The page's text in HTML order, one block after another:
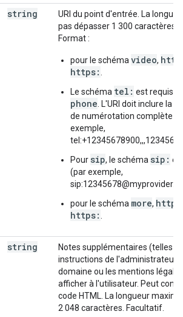
string
URI du point d'entrée. La
pas dépasser 1 300 caractères.
Format :
pour le schéma video,
https:
Le schéma tel: est requis
phone . L'URI doit inclure la
de numérotation complète
exemple,
Pour sip, le schéma sip:
(par exemple,
pour le schéma more, http:
https:
string
Notes supplémentaires (telles
instructions de l'administrateur
domaine ou les mentions
afficher à l'utilisateur. Peut
code HTML. La longueur
2 048 caractères. Facultatif.